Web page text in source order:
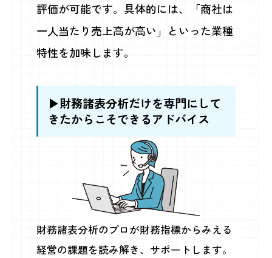
評価が可能です。具体的には、「商社は
一人当たり売上高が高い」といった業種
特性を加味します。
▶財務諸表分析だけを専門にして
きたからこそできるアドバイス
財務諸表分析のプロが財務指標からみえる
経営の課題を読み解き、サポートします。